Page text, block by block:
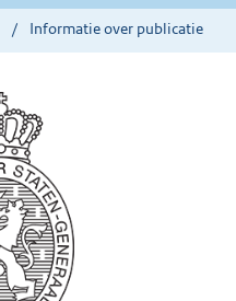
Informatie over publicatie